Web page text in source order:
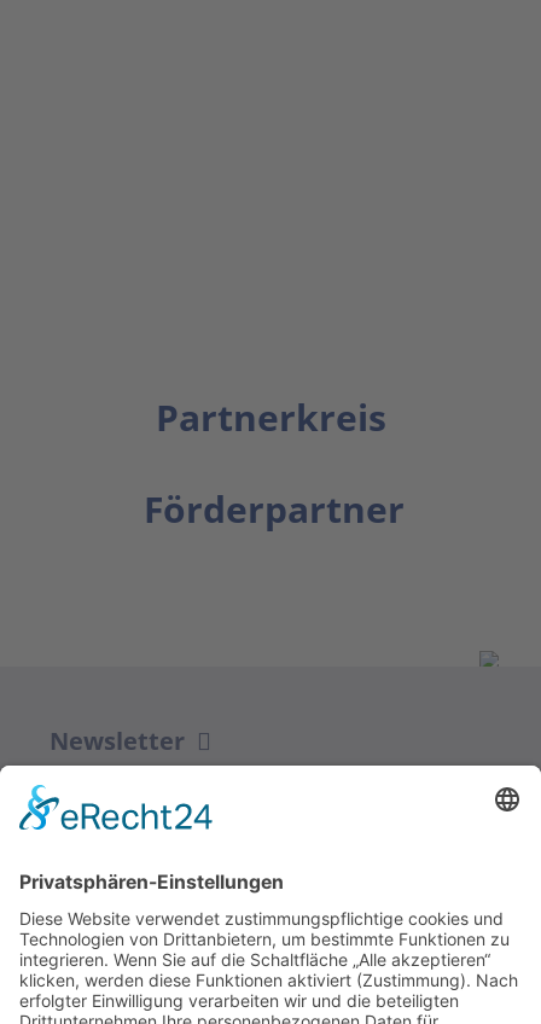
Partnerkreis
Förderpartner
Newsletter
ZUR ANMELDUNG
Redaktion bbkult.net
Centrum Bavaria Bohemia (CeBB)
Dr. Veronika Hofinger
Freyung 1, 92539 Schönsee